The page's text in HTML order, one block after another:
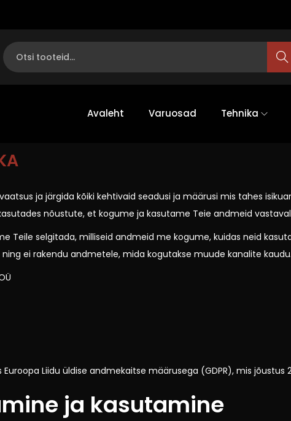
Search
Avaleht Varuosad Tehnika
ja järgida kõiki kehtivaid seadusi ja määrusi mis tahes
nõustute, et kogume ja kasutame Teie andmeid
Teile selgitada, milliseid andmeid me kogume, kuidas neid
ei rakendu andmetele, mida kogutakse muude kanalite kaudu.
Liidu üldise andmekaitse määrusega (GDPR), mis jõustus
ja kasutamine